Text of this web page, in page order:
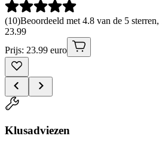
(10)Beoordeeld met 4.8 van de 5
23.99
Prijs: 23.99 euro
Klusadviezen